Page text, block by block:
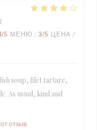
/5 МЕНЮ : 3/5 ЦЕНА /
soup, filet tartare,
As usual, kind and
отзыв